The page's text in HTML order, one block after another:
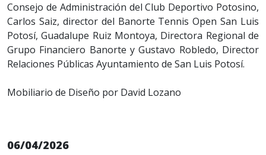
Consejo de Administración del Club Deportivo Potosino,
Carlos Saiz, director del Banorte Tennis Open San Luis
Potosí, Guadalupe Ruiz Montoya, Directora Regional de
Grupo Financiero Banorte y Gustavo Robledo, Director
Relaciones Públicas Ayuntamiento de San Luis Potosí.
Mobiliario de Diseño por David Lozano
06/04/2026